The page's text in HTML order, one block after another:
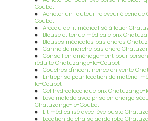
pneu à Bourg de Péage| Incontinence:
gratuits, vente de couche adulte,
domicile à Bourg de Péage |Vente conseil
roulant electrique à Valence
domicile après hospitalisation à
Incontinence: conseil; échantillons
adulte, adolescent, enfant livraison à
acheter un lit médicalisé Livraison le jour
à Alixan|Incontinence: conseil;
couche adulte, livraison à domicile à Saint
Location d'un fauteuil roulant avec repose
Isère avec livraison à domicile|
Oraux nutrition dénutrition escarres avec
de-Péage |Vente réparation et location
électrique ou manuel à Romans sur Isère|
de fauteuil roulant électrique Permobil à
Louer ou acheter un lit médicalisé Livraison
Goubet
Acheter un fauteuil releveur
Goubet
Arceau de lit médicalisé à louer
Blouse et tenue médicale prix
Blouses médicales pas chères
Canne de marche pas chère
Conseil en aménagement pour
réduite Chatuzange-le-Goubet
Couches d'incontinence en vente
Entreprise pour location de matériel
le-Goubet
Gel hydroalcoolique prix Chatuzange-
Lève malade avec prise en charge
Chatuzange-le-Goubet
Lit médicalisé avec lève buste
Location de chaise garde robe